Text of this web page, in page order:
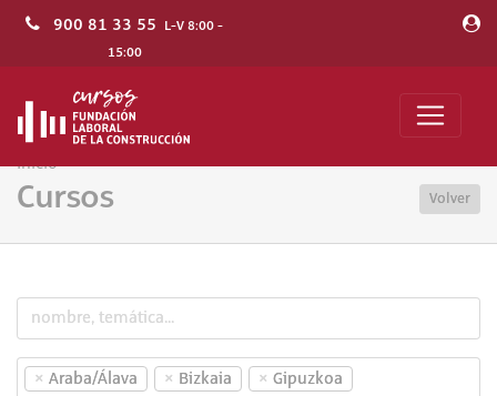
900 81 33 55 L-V 8:00 -
15:00
Inicio
Cursos Volver
× Araba/Álava × Bizkaia × Gipuzkoa